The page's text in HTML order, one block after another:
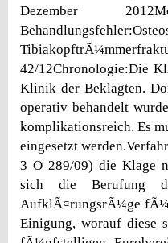
Dezember
42/12Chronologie:Die
Klinik der Beklagten.
operativ behandelt
komplikationsreich. Es
eingesetzt
3 O 289/09) die Klage
sich die Berufung
AufklÃ¤rungsrÃ¼ge
Einigung, worauf diese